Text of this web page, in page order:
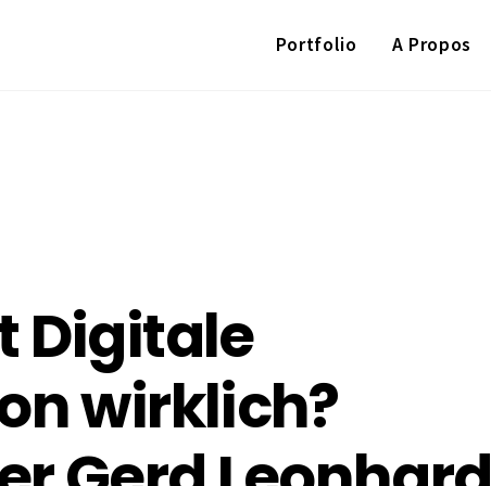
Portfolio A Propos
Digitale
wirklich?